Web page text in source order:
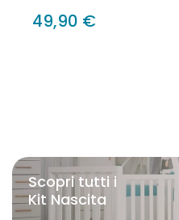
49,90 €
Scopri tutti i
Kit Nascita